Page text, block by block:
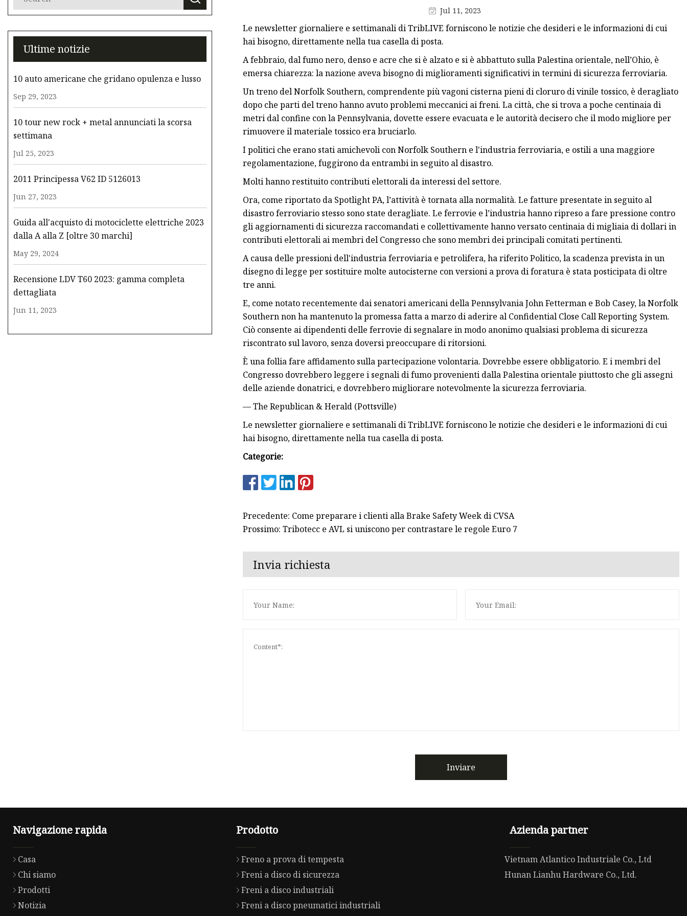
Propulsore elettroidraulico
Freni a tamburo pneumatici
Ultime notizie
10 auto americane che gridano opulenza e lusso
Sep 29, 2023
10 tour new rock + metal annunciati la scorsa
settimana
Jul 25, 2023
2011 Principessa V62 ID 5126013
Jun 27, 2023
Guida all'acquisto di motociclette elettriche 2023
dalla A alla Z [oltre 30 marchi]
May 29, 2024
Recensione LDV T60 2023: gamma completa
dettagliata
Jun 11, 2023
Jul 11, 2023
Le newsletter giornaliere e settimanali di TribLIVE forniscono le notizie che desideri e le informazioni di cui
hai bisogno, direttamente nella tua casella di posta.
A febbraio, dal fumo nero, denso e acre che si è alzato e si è abbattuto sulla Palestina orientale, nell’Ohio, è
emersa chiarezza: la nazione aveva bisogno di miglioramenti significativi in ​​termini di sicurezza ferroviaria.
Un treno del Norfolk Southern, comprendente più vagoni cisterna pieni di cloruro di vinile tossico, è deragliato
dopo che parti del treno hanno avuto problemi meccanici ai freni. La città, che si trova a poche centinaia di
metri dal confine con la Pennsylvania, dovette essere evacuata e le autorità decisero che il modo migliore per
rimuovere il materiale tossico era bruciarlo.
I politici che erano stati amichevoli con Norfolk Southern e l'industria ferroviaria, e ostili a una maggiore
regolamentazione, fuggirono da entrambi in seguito al disastro.
Molti hanno restituito contributi elettorali da interessi del settore.
Ora, come riportato da Spotlight PA, l’attività è tornata alla normalità. Le fatture presentate in seguito al
disastro ferroviario stesso sono state deragliate. Le ferrovie e l’industria hanno ripreso a fare pressione contro
gli aggiornamenti di sicurezza raccomandati e collettivamente hanno versato centinaia di migliaia di dollari in
contributi elettorali ai membri del Congresso che sono membri dei principali comitati pertinenti.
A causa delle pressioni dell'industria ferroviaria e petrolifera, ha riferito Politico, la scadenza prevista in un
disegno di legge per sostituire molte autocisterne con versioni a prova di foratura è stata posticipata di oltre
tre anni.
E, come notato recentemente dai senatori americani della Pennsylvania John Fetterman e Bob Casey, la Norfolk
Southern non ha mantenuto la promessa fatta a marzo di aderire al Confidential Close Call Reporting System.
Ciò consente ai dipendenti delle ferrovie di segnalare in modo anonimo qualsiasi problema di sicurezza
riscontrato sul lavoro, senza doversi preoccupare di ritorsioni.
È una follia fare affidamento sulla partecipazione volontaria. Dovrebbe essere obbligatorio. E i membri del
Congresso dovrebbero leggere i segnali di fumo provenienti dalla Palestina orientale piuttosto che gli assegni
delle aziende donatrici, e dovrebbero migliorare notevolmente la sicurezza ferroviaria.
— The Republican & Herald (Pottsville)
Le newsletter giornaliere e settimanali di TribLIVE forniscono le notizie che desideri e le informazioni di cui
hai bisogno, direttamente nella tua casella di posta.
Categorie:
Precedente: Come preparare i clienti alla Brake Safety Week di CVSA
Prossimo: Tribotecc e AVL si uniscono per contrastare le regole Euro 7
Invia richiesta
Inviare
Navigazione rapida
Casa
Chi siamo
Prodotti
Notizia
Prodotto
Freno a prova di tempesta
Freni a disco di sicurezza
Freni a disco industriali
Freni a disco pneumatici industriali
Azienda partner
Vietnam Atlantico Industriale Co., Ltd
Hunan Lianhu Hardware Co., Ltd.